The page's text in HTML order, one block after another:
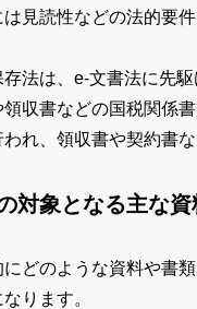
見読性などの法的要
法は、e-文書法に先
収書などの国税関係
れ、領収書や契約書
対象となる主な
どのような資料や書
ります。